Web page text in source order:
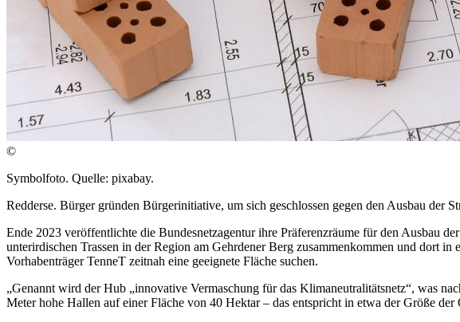
©
Symbolfoto. Quelle: pixabay.
Redderse. Bürger gründen Bürgerinitiative, um sich geschlossen gegen den Ausbau
Ende 2023 veröffentlichte die Bundesnetzagentur ihre Präferenzräume für den Ausbau
unterirdischen Trassen in der Region am Gehrdener Berg zusammenkommen und dort
Vorhabenträger TenneT zeitnah eine geeignete Fläche suchen.
„Genannt wird der Hub „innovative Vermaschung für das Klimaneutralitätsnetz“, was
Meter hohe Hallen auf einer Fläche von 40 Hektar – das entspricht in etwa der Größe der